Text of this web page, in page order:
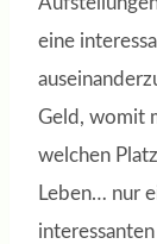
eine
Geld, womit
welchen
Leben… nur